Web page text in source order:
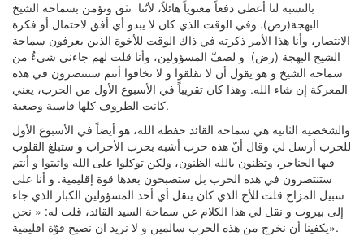
بالنسبة لنا أعطى دفعامعنوياً هائلاً، لأنّنا نثق ونؤمن بسماحة الشيخ
البهجة(رض). وفي الوقت الذي كان لا يبدو أي أفق لاحتمال أو فكرة
الانتصار، وأنا هذا الأمر ذكرته في ذاك الوقت للأخوة الذين يعرفون سماحة
الشيخ البهجة (رض) و لصفّ المسؤولين، وأنا قلت لهم جاءني شيءٌ من
سماحة الشيخ و هو يقول أن لا تقلقوا و لا تخافوا أنتم ستنتصرون في هذه
المعركة إن شاء الله. وهذا كان تقريباً في الأسبوع الأول من الحرب، يعني
كانت الظروف كلها قاسية وصعبة.
والشخصية الثانية هي سماحة القائد حفظه الله، هو أيضاً في الأسبوع الأول
للحرب أرسل لي وقال أنّ هذه حرب أشبه بحرب الأحزاب و ستبلغ القلوب
فيها الحناجر، وتظنون بالله الظنون، ولكن توكلوا على الله واثبتوا و أنتم
ستنتصرون في هذه الحرب بل ستصبحون بعدها قوة إقليمية. و أنا على
سبيل المزاح قلت للأخ الذي كان ينقل أي أحد المسؤولين الكبار الذي جاء
إلى بيروت و نقل لي هذا الكلام عن سماحة السيد القائد، قلت له: « نحن
يكفينا أن نخرج من هذه الحرب سالمين و لا نريد ان نصبح قوّة اقليمية».